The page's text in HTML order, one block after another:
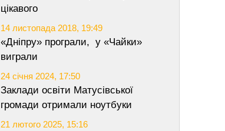
цікавого
14 листопада 2018, 19:49
«Дніпру» програли, у «Чайки»
виграли
24 січня 2024, 17:50
Заклади освіти Матусівської
громади отримали ноутбуки
21 лютого 2025, 15:16